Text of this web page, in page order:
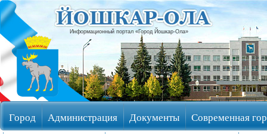
Информационный портал «Город Йошкар-Ола»
Город Администрация Документы Современная